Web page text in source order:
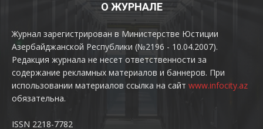
О ЖУРНАЛЕ
Журнал зарегистрирован в Министерстве Юстиции
Азербайджанской Республики (№2196 - 10.04.2007).
Редакция журнала не несет ответственности за
содержание рекламных материалов и баннеров. При
использовании материалов ссылка на сайт www.infocity.az
обязательна.
ISSN 2218-7782